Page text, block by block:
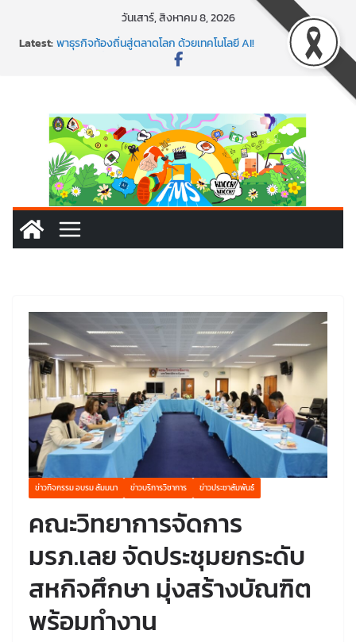
วันเสาร์, สิงหาคม 8, 2026
Latest:พาธุรกิจท้องถิ่นสู่ตลาดโลก ด้วยเทคโนโลยี AI!
SMEs ยุคนี้ ถ้าไม่ใช้ AI ถือว่าพลาดมาก!
พร้อมลุยแล้ว! ปักหมุดโรดแมป AI อัปสกิลธุรกิจให้พุ่งทะยาน
ข่าวกิจกรรม อบรม สัมมนา ข่าวบริการวิชาการ ข่าวประชาสัมพันธ์
คณะวิทยาการจัดการ
มรภ.เลย จัดประชุมยกระดับ
สหกิจศึกษา มุ่งสร้างบัณฑิต
พร้อมทำงาน